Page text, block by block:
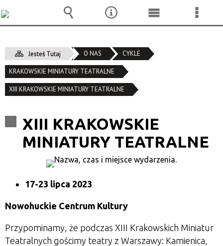
Jesteś Tutaj O NAS CYKLE
KRAKOWSKIE MINIATURY TEATRALNE
XIII KRAKOWSKIE MINIATURY TEATRALNE
XIII KRAKOWSKIE
MINIATURY TEATRALNE
17-23 lipca 2023
Nowohuckie Centrum Kultury
Przypominamy, że podczas XIII Krakowskich Miniatur
Teatralnych gościmy teatry z Warszawy: Kamienica,
Wyszukiwarka
NarzędziaMenu
Menu